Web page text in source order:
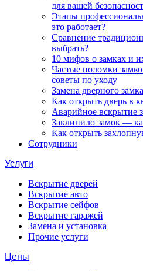
для вашей
Этапы
это работает?
Сравнение
выбрать?
10 мифов о замках и
Частые поломки
советы по уходу
Замена дверного замка
Как открыть дверь в
Аварийное вскрытие
Заклинило замок —
Как открыть
Сотрудники
Услуги
Вскрытие дверей
Вскрытие авто
Вскрытие сейфов
Вскрытие гаражей
Замена и установка
Прочие услуги
Цены